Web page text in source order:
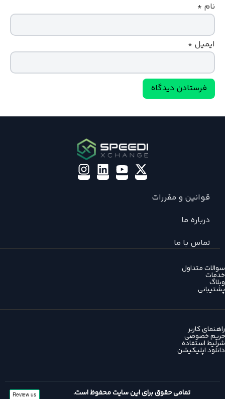
نام *
ایمیل *
قوانین و مقررات
درباره ما
تماس با ما
سوالات متداول
خدمات
وبلاگ
پشتیبانی
راهنمای کاربر
حریم خصوصی
شرلیط استفاده
دانلود اپلیکیشن
تمامی حقوق برای این سایت محفوظ است.